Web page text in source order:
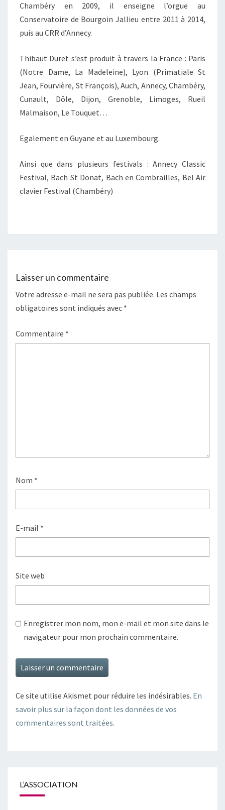
Chambéry en 2009, il enseigne l’orgue au
Conservatoire de Bourgoin Jallieu entre 2011 à 2014,
puis au CRR d’Annecy.
Thibaut Duret s’est produit à travers la France : Paris
(Notre Dame, La Madeleine), Lyon (Primatiale St
Jean, Fourvière, St François), Auch, Annecy, Chambéry,
Cunault, Dôle, Dijon, Grenoble, Limoges, Rueil
Malmaison, Le Touquet…
Egalement en Guyane et au Luxembourg.
Ainsi que dans plusieurs festivals : Annecy Classic
Festival, Bach St Donat, Bach en Combrailles, Bel Air
clavier Festival (Chambéry)
Laisser un commentaire
Votre adresse e-mail ne sera pas publiée. Les champs
obligatoires sont indiqués avec *
Commentaire *
Nom *
E-mail *
Site web
Enregistrer mon nom, mon e-mail et mon site dans le
navigateur pour mon prochain commentaire.
Ce site utilise Akismet pour réduire les indésirables. En
savoir plus sur la façon dont les données de vos
commentaires sont traitées.
L’ASSOCIATION